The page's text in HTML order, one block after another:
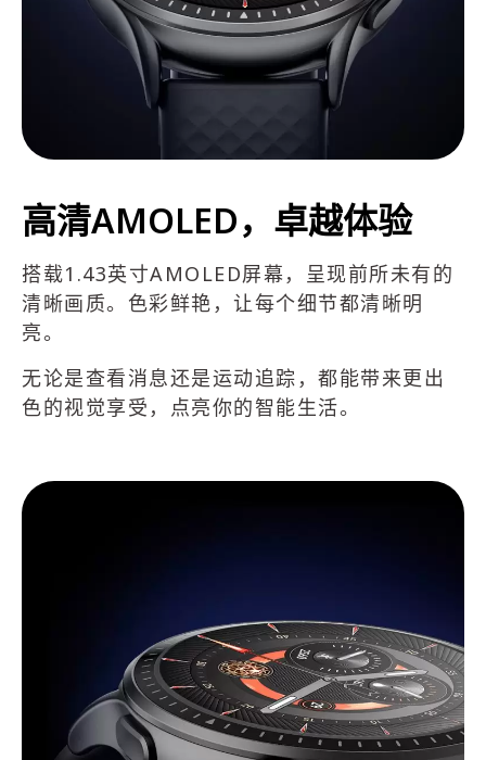
高清AMOLED，卓越体验
搭载1.43英寸AMOLED屏幕，呈现前所未有的
清晰画质。色彩鲜艳，让每个细节都清晰明
亮。
无论是查看消息还是运动追踪，都能带来更出
色的视觉享受，点亮你的智能生活。